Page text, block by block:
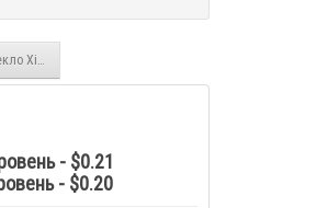
Xiaomi Poco F3/F4 Premium 99H с ЧЕРНОЙ рамкой
- $0.21
- $0.20